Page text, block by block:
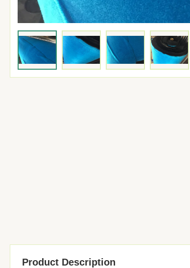
Product Description